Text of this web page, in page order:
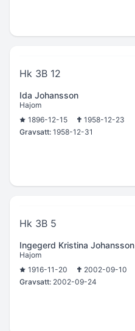
Hk 3B 12
Ida Johansson
Hajom
1896-12-15
1958-12-23
Gravsatt: 1958-12-31
Hk 3B 5
Ingegerd Kristina Johansson
Hajom
1916-11-20
2002-09-10
Gravsatt: 2002-09-24